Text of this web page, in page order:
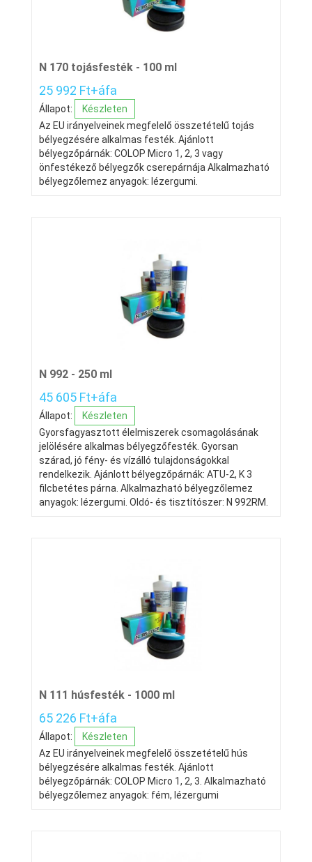
N 170 tojásfesték - 100 ml
25 992 Ft+áfa
Állapot:
Készleten
Az EU irányelveinek megfelelő összetételű tojás
bélyegzésére alkalmas festék. Ajánlott
bélyegzőpárnák: COLOP Micro 1, 2, 3 vagy
önfestékező bélyegzők cserepárnája Alkalmazható
bélyegzőlemez anyagok: lézergumi.
N 992 - 250 ml
45 605 Ft+áfa
Állapot:
Készleten
Gyorsfagyasztott élelmiszerek csomagolásának
jelölésére alkalmas bélyegzőfesték. Gyorsan
szárad, jó fény- és vízálló tulajdonságokkal
rendelkezik. Ajánlott bélyegzőpárnák: ATU-2, K 3
filcbetétes párna. Alkalmazható bélyegzőlemez
anyagok: lézergumi. Oldó- és tisztítószer: N 992RM.
N 111 húsfesték - 1000 ml
65 226 Ft+áfa
Állapot:
Készleten
Az EU irányelveinek megfelelő összetételű hús
bélyegzésére alkalmas festék. Ajánlott
bélyegzőpárnák: COLOP Micro 1, 2, 3. Alkalmazható
bélyegzőlemez anyagok: fém, lézergumi